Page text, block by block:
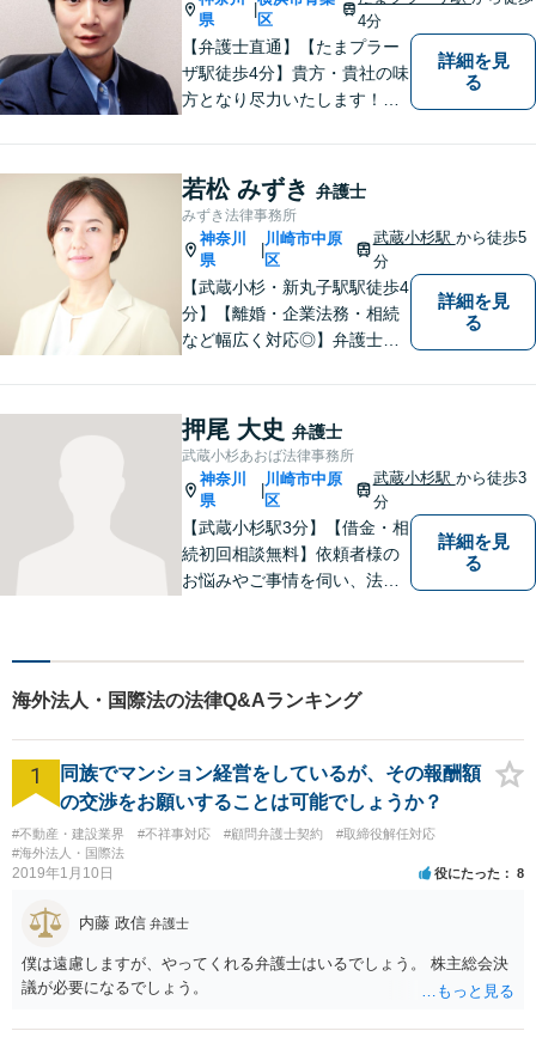
ご相談ください。
県
|
区
4分
【弁護士直通】【たまプラー
ザ駅徒歩4分】貴方・貴社の味
方となり尽力いたします！当
すのでまずはお気軽にご相談
ください。
詳細を見
る
若松 みずき 弁護士
みずき法律事務所
神奈川
県
川崎市中原
区
武蔵小杉駅 から徒歩5
分
【武蔵小杉・新丸子駅駅徒歩4
分】【離婚・企業法務・相続
など幅広く対応◎】弁護士歴1
り添い、明るい未来へと導き
ます。皆様の人生の岐路に真
摯に向き合います。まずはお
気軽にご相談ください！
詳細を見
る
押尾 大史 弁護士
武蔵小杉あおば法律事務所
神奈川
県
川崎市中原
区
武蔵小杉駅 から徒歩3
分
【武蔵小杉駅3分】【借金・相
続初回相談無料】依頼者様の
お悩みやご事情を伺い、法的
なんでも気軽に相談できる
弁護士でありたいと思ってお
ります。【電話相談可】
詳細を見
る
海外法人・国際法の法律Q&Aランキング
1
同族でマンション経営をしているが、その報酬額
の交渉をお願いすることは可能でしょうか？
#不動産・建設業界 #不祥事対応 #顧問弁護士契約
#取締役解任対応
#海外法人・国際法
2019年1月10日 役にたった 8
内藤 政信 弁護士
僕は遠慮しますが、やってくれる弁護士はいるでしょう。 株主総会決
議が必要になるでしょう。